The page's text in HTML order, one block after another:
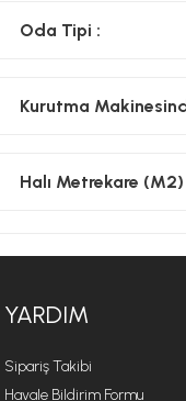
Oda Tipi :
Kurutma
Halı Metrekare (M2)
YARDIM
Sipariş Takibi
Havale Bildirim Formu